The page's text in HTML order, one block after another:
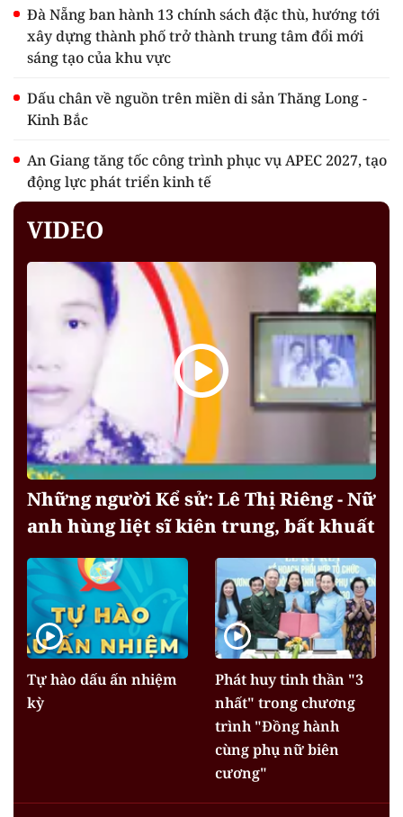
Đà Nẵng ban hành 13 chính sách đặc thù, hướng tới
xây dựng thành phố trở thành trung tâm đổi mới
sáng tạo của khu vực
Dấu chân về nguồn trên miền di sản Thăng Long -
Kinh Bắc
An Giang tăng tốc công trình phục vụ APEC 2027, tạo
động lực phát triển kinh tế
VIDEO
Những người Kể sử: Lê Thị Riêng - Nữ
anh hùng liệt sĩ kiên trung, bất khuất
Tự hào dấu ấn nhiệm
kỳ
Phát huy tinh thần "3
nhất" trong chương
trình "Đồng hành
cùng phụ nữ biên
cương"